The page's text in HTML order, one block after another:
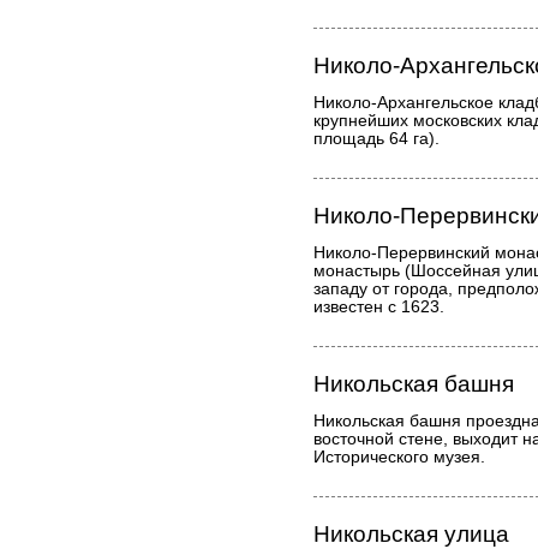
Николо-
Николо-Архангельское
крупнейших московских
площадь 64 га).
Николо-
Николо-Перервинский
монастырь (Шоссейная
западу от города,
известен с 1623.
Никольская башня
Никольская башня
восточной стене, выходит
Исторического музея.
Никольская улица